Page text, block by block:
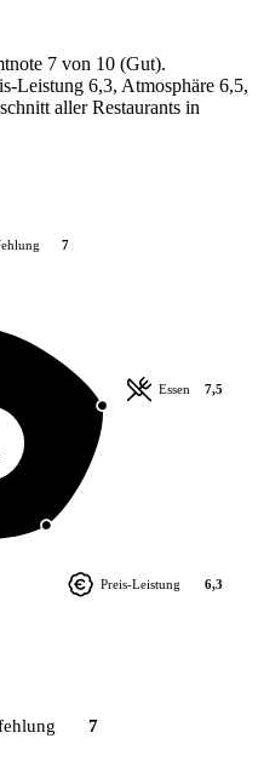
7 von 10 (Gut).
Leistung 6,3, Atmosphäre 6,5,
aller Restaurants in
7
Essen 7,5
Preis-Leistung 6,3
7